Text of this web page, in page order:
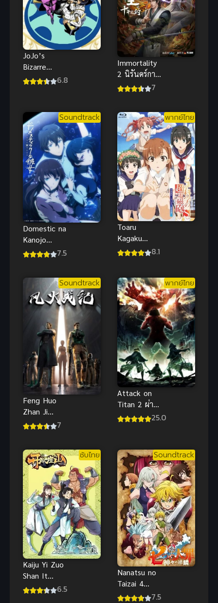
JoJo’s
Bizarre
Adventure
ศตวรรษ
สายลมทองคำ
6.8
Immortality
2 นิรันดร์กาล
ภาค 2 ซับไทย
7
Soundtrack
Domestic na
Kanojo
(2019) บท7.5
พากย์ไทย
Toaru
Kagaku
Railgun S เรล
ไทย
8.1
Soundtrack
Feng Huo
Zhan Ji
(2023)
7
พากย์ไทย
Attack on
Titan 2 ผ่า
พิภพไททัน25.0
ซับไทย
Kaiju Yi Zuo
Shan It
Starts With6.5
Soundtrack
Nanatsu no
Taizai 4
Kamigami no
7.5